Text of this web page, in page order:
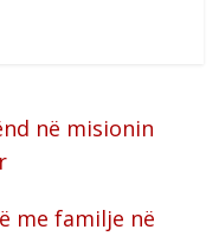
në misionin
me familje në